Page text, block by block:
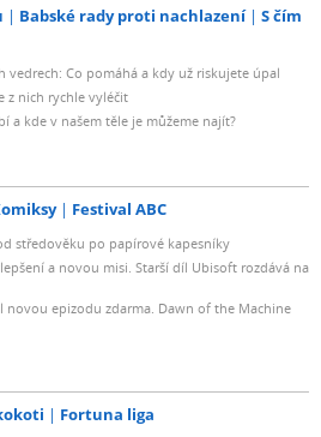
Babské rady proti nachlazení
S čím
vedrech: Co pomáhá a kdy už riskujete úpal
z nich rychle vyléčit
a kde v našem těle je můžeme najít?
Festival ABC
středověku po papírové kapesníky
a novou misi. Starší díl Ubisoft rozdává na
novou epizodu zdarma. Dawn of the Machine
Fortuna liga